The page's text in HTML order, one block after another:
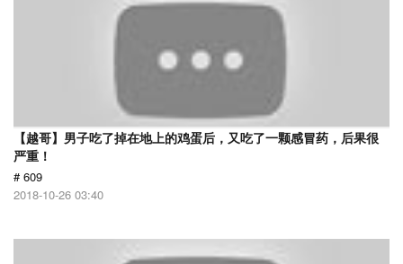
【越哥】男子吃了掉在地上的鸡蛋后，又吃了一颗感冒药，后果很
严重！
# 609
2018-10-26 03:40